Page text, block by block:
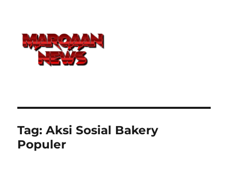
Tag:Aksi Sosial Bakery
Populer